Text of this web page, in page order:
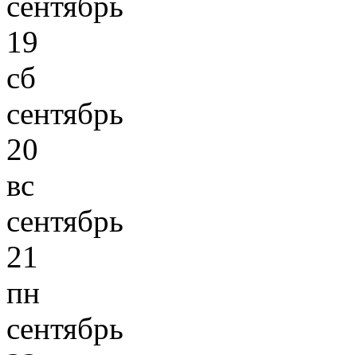
19
сб
сентябрь
20
вс
сентябрь
21
пн
сентябрь